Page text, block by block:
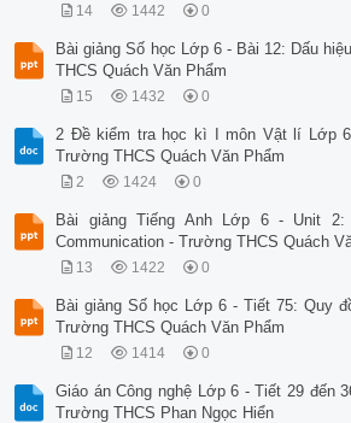
14 1442 0
Bài giảng Số học Lớp 6 - Bài 12: Dấu
THCS Quách Văn Phẩm
15 1432 0
2 Đề kiểm tra học kì I môn Vật lí Lớp 6
Trường THCS Quách Văn Phẩm
2 1424 0
Bài giảng Tiếng Anh Lớp 6 - Unit
Communication - Trường THCS Quách
13 1422 0
Bài giảng Số học Lớp 6 - Tiết 75: Quy
Trường THCS Quách Văn Phẩm
12 1414 0
Giáo án Công nghệ Lớp 6 - Tiết 29 đến
Trường THCS Phan Ngọc Hiển